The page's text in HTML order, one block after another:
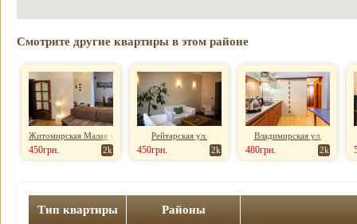
Смотрите другие квартиры в этом районе
Житомирская Малая ул.
450грн. 2k
Рейтарская ул.
450грн. 2k
Владимирская ул.
480грн. 2k
Тип квартиры Районы